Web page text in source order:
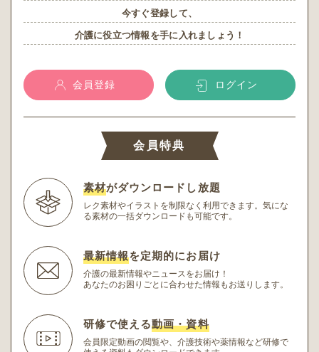
今すぐ登録して、
介護に役立つ情報を手に入れましょう！
会員登録 ログイン
会員特典
素材がダウンロードし放題
レク素材やイラストを制限なく利用できます。 気にな
る素材の一括ダウンロードも可能です。
最新情報を定期的にお届け
介護の最新情報やニュースをお届け！
あなたのお困りごとに合わせた情報もお送りします。
研修で使える動画・資料
会員限定動画の閲覧や、介護技術や薬情報など研修で